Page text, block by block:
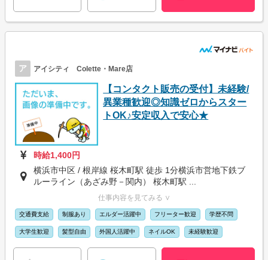
ア アイシティ Colette・Mare店
【コンタクト販売の受付】未経験/
異業種歓迎◎知識ゼロからスター
トOK♪安定収入で安心★
時給1,400円
横浜市中区 / 根岸線 桜木町駅 徒歩 1分横浜市営地下鉄ブ
ルーライン（あざみ野－関内） 桜木町駅 ...
仕事内容を見てみる ∨
交通費支給 制服あり エルダー活躍中 フリーター歓迎 学歴不問
大学生歓迎 髪型自由 外国人活躍中 ネイルOK 未経験歓迎